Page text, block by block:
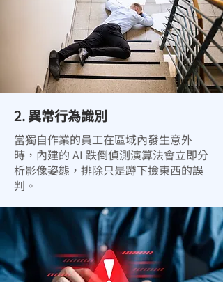
2. 異常行為識別
當獨自作業的員工在區域內發生意外
時，內建的 AI 跌倒偵測演算法會立即分
析影像姿態，排除只是蹲下撿東西的誤
判。